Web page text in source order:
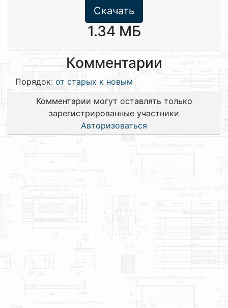
Скачать
1.34 МБ
Комментарии
Порядок: от старых к новым
Комментарии могут оставлять только
зарегистрированные участники
Авторизоваться